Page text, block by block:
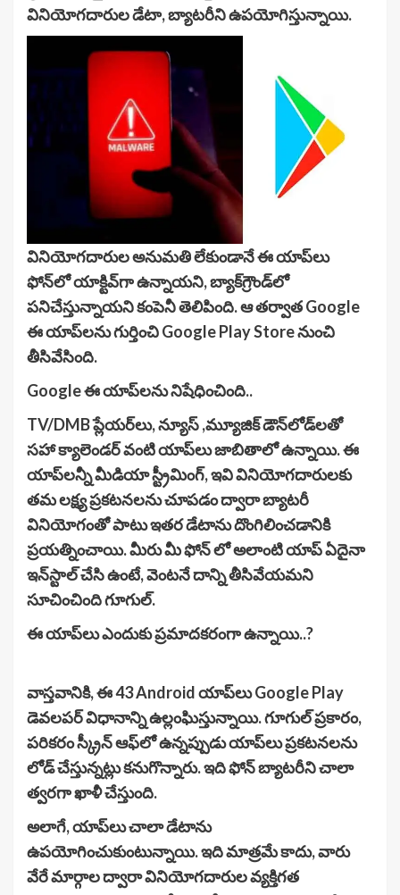
వినియోగదారుల డేటా, బ్యాటరీని ఉపయోగిస్తున్నాయి.
వినియోగదారుల అనుమతి లేకుండానే ఈ యాప్‌లు
ఫోన్‌లో యాక్టివ్‌గా ఉన్నాయని, బ్యాక్‌గ్రౌండ్‌లో
పనిచేస్తున్నాయని కంపెనీ తెలిపింది. ఆ తర్వాత Google
ఈ యాప్‌లను గుర్తించి Google Play Store నుంచి
తీసివేసింది.
Google ఈ యాప్‌లను నిషేధించింది..
TV/DMB ప్లేయర్‌లు, న్యూస్ ,మ్యూజిక్ డౌన్‌లోడ్‌లతో
సహా క్యాలెండర్ వంటి యాప్‌లు జాబితాలో ఉన్నాయి. ఈ
యాప్‌లన్నీ మీడియా స్ట్రీమింగ్, ఇవి వినియోగదారులకు
తమ లక్ష్య ప్రకటనలను చూపడం ద్వారా బ్యాటరీ
వినియోగంతో పాటు ఇతర డేటాను దొంగిలించడానికి
ప్రయత్నించాయి. మీరు మీ ఫోన్ లో అలాంటి యాప్ ఏదైనా
ఇన్‌స్టాల్ చేసి ఉంటే, వెంటనే దాన్ని తీసివేయమని
సూచించింది గూగుల్.
ఈ యాప్‌లు ఎందుకు ప్రమాదకరంగా ఉన్నాయి..?
వాస్తవానికి, ఈ 43 Android యాప్‌లు Google Play
డెవలపర్ విధానాన్ని ఉల్లంఘిస్తున్నాయి. గూగుల్ ప్రకారం,
పరికరం స్క్రీన్ ఆఫ్‌లో ఉన్నప్పుడు యాప్‌లు ప్రకటనలను
లోడ్ చేస్తున్నట్లు కనుగొన్నారు. ఇది ఫోన్ బ్యాటరీని చాలా
త్వరగా ఖాళీ చేస్తుంది.
అలాగే, యాప్‌లు చాలా డేటాను
ఉపయోగించుకుంటున్నాయి. ఇది మాత్రమే కాదు, వారు
వేరే మార్గాల ద్వారా వినియోగదారుల వ్యక్తిగత